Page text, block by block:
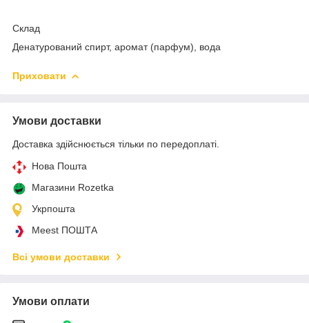
Склад
Денатурований спирт, аромат (парфум), вода
Приховати
Умови доставки
Доставка здійснюється тільки по передоплаті.
Нова Пошта
Магазини Rozetka
Укрпошта
Meest ПОШТА
Всі умови доставки
Умови оплати